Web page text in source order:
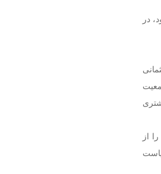
در
از